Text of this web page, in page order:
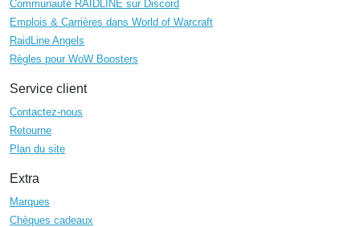
Communauté RAIDLINE sur Discord
Emplois & Carrières dans World of Warcraft
RaidLine Angels
Règles pour WoW Boosters
Service client
Contactez-nous
Retourne
Plan du site
Extra
Marques
Chèques cadeaux